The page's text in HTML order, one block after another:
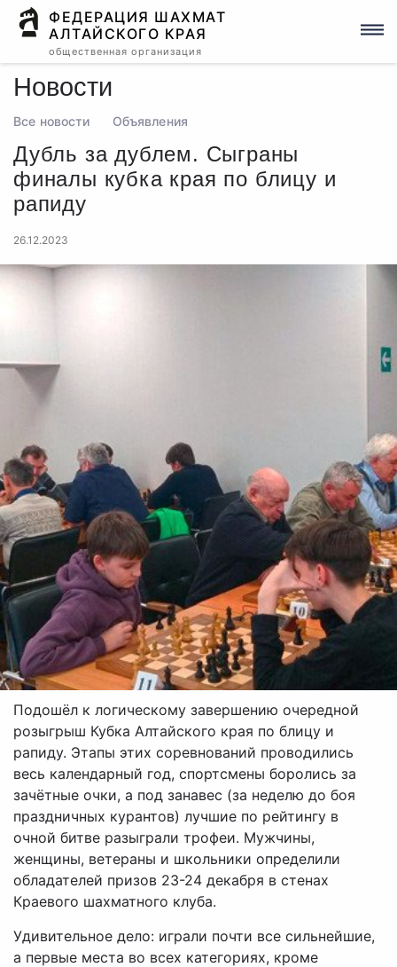
ФЕДЕРАЦИЯ ШАХМАТ
АЛТАЙСКОГО КРАЯ
общественная организация
Новости
Все новости Объявления
Дубль за дублем. Сыграны
финалы кубка края по блицу и
рапиду
26.12.2023
Подошёл к логическому завершению очередной
розыгрыш Кубка Алтайского края по блицу и
рапиду. Этапы этих соревнований проводились
весь календарный год, спортсмены боролись за
зачётные очки, а под занавес (за неделю до боя
праздничных курантов) лучшие по рейтингу в
очной битве разыграли трофеи. Мужчины,
женщины, ветераны и школьники определили
обладателей призов 23-24 декабря в стенах
Краевого шахматного клуба.
Удивительное дело: играли почти все сильнейшие,
а первые места во всех категориях, кроме